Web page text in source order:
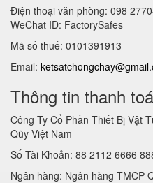
Điện thoại văn phòng: 098
WeChat ID: FactorySafes
Mã số thuế: 0101391913
Email:
Thông tin thanh
Công Ty Cổ Phần Thiết Bị Vật
Qũy Việt Nam
Số Tài Khoản: 88 2112 6666
Ngân hàng: Ngân hàng TMCP